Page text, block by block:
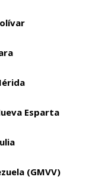
Esparta
(GMVV)